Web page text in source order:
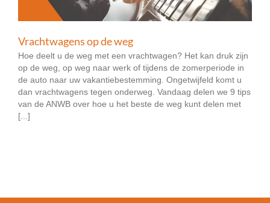
Vrachtwagens op de weg
Hoe deelt u de weg met een vrachtwagen? Het kan druk zijn
op de weg, op weg naar werk of tijdens de zomerperiode in
de auto naar uw vakantiebestemming. Ongetwijfeld komt u
dan vrachtwagens tegen onderweg. Vandaag delen we 9 tips
van de ANWB over hoe u het beste de weg kunt delen met
[...]